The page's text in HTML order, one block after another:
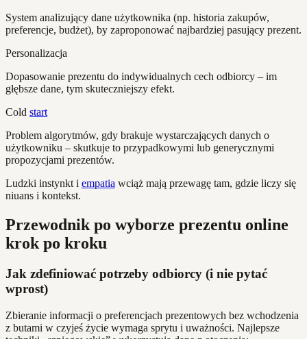
System analizujący dane użytkownika (np. historia zakupów,
preferencje, budżet), by zaproponować najbardziej pasujący prezent.
Personalizacja
Dopasowanie prezentu do indywidualnych cech odbiorcy – im
głębsze dane, tym skuteczniejszy efekt.
Cold start
Problem algorytmów, gdy brakuje wystarczających danych o
użytkowniku – skutkuje to przypadkowymi lub generycznymi
propozycjami prezentów.
Ludzki instynkt i empatia wciąż mają przewagę tam, gdzie liczy się
niuans i kontekst.
Przewodnik po wyborze prezentu online
krok po kroku
Jak zdefiniować potrzeby odbiorcy (i nie pytać
wprost)
Zbieranie informacji o preferencjach prezentowych bez wchodzenia
z butami w czyjeś życie wymaga sprytu i uważności. Najlepsze